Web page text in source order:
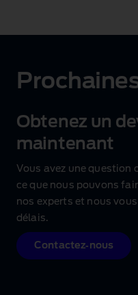
Obtenez un
maintenant
Vous avez une question
ce que nous pouvons
nos experts et nous
délais.
Contactez‑nous